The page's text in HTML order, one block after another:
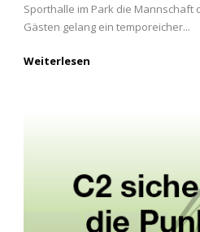
Sporthalle im Park die Mannschaft
Gästen gelang ein temporeicher...
Weiterlesen